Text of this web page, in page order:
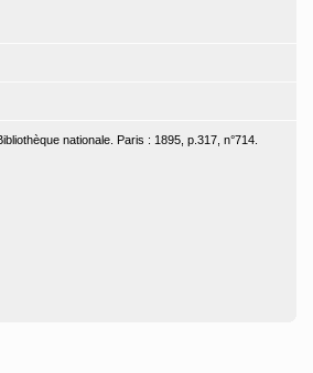
nationale. Paris : 1895, p.317, n°714.